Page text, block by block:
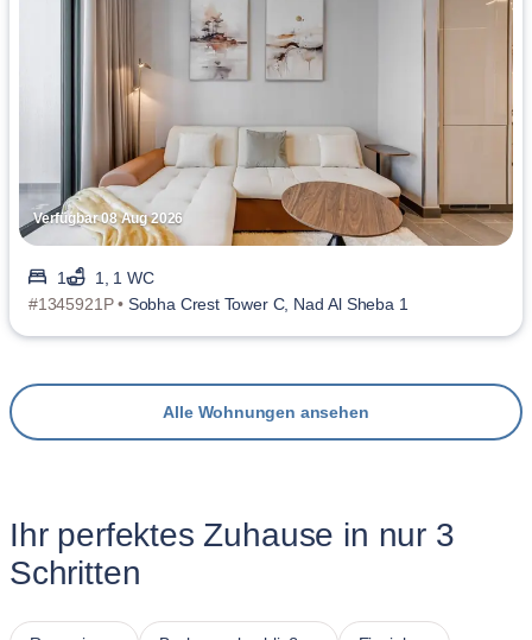
Verfügbar 08 Aug 2026
1
1, 1 WC
#1345921P • Sobha Crest Tower C, Nad Al Sheba 1
Alle Wohnungen ansehen
Ihr perfektes Zuhause in nur 3
Schritten